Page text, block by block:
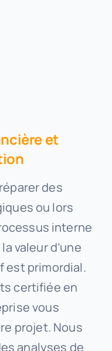
et
des
ou lors
interne
valeur d’une
est primordial.
certifiée en
vous
projet. Nous
analyses de